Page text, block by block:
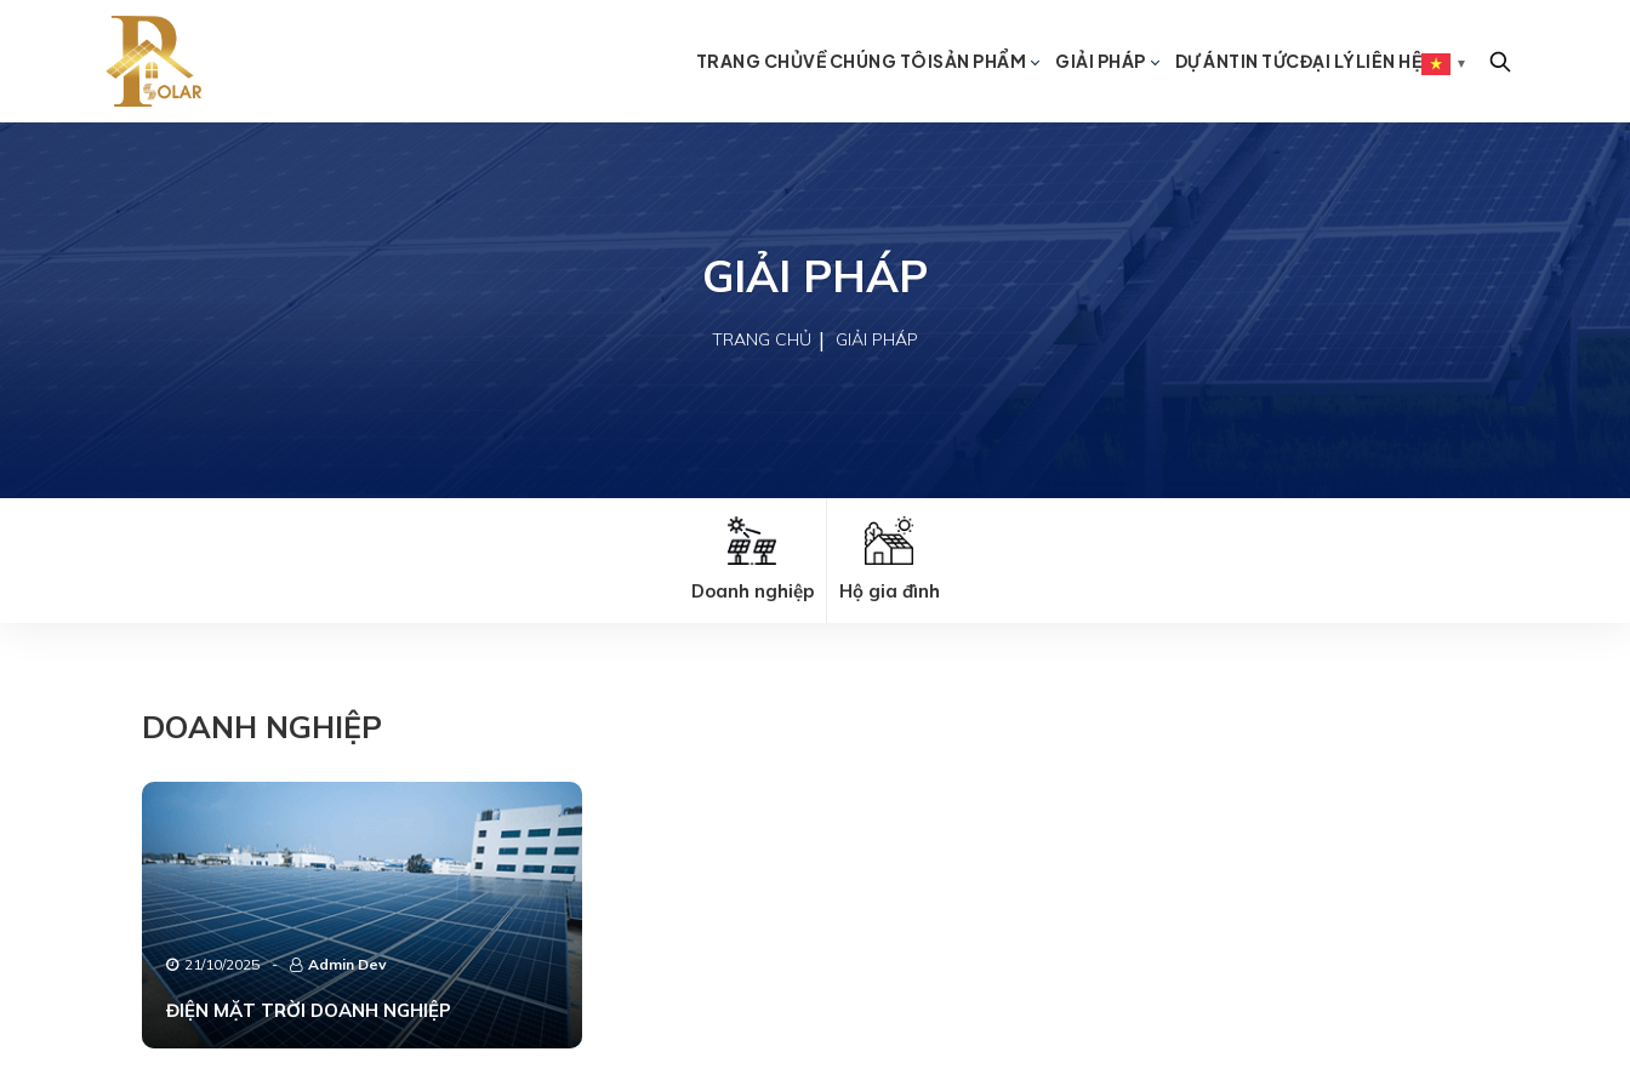
TRANG CHỦVỀ CHÚNG TÔISẢN PHẨM GIẢI PHÁP DỰ ÁNTIN TỨCĐẠI LÝLIÊN HỆ ▼
GIẢI PHÁP
TRANG CHỦ GIẢI PHÁP
Doanh nghiệp Hộ gia đình
DOANH NGHIỆP
21/10/2025 - Admin Dev
ĐIỆN MẶT TRỜI DOANH NGHIỆP